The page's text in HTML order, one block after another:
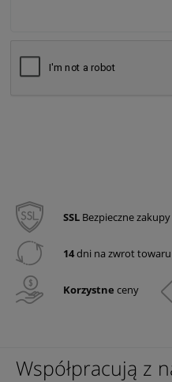
SSL Bezpieczne zakupy
14dni na zwrot towaru
Korzystne ceny
Współpracują z